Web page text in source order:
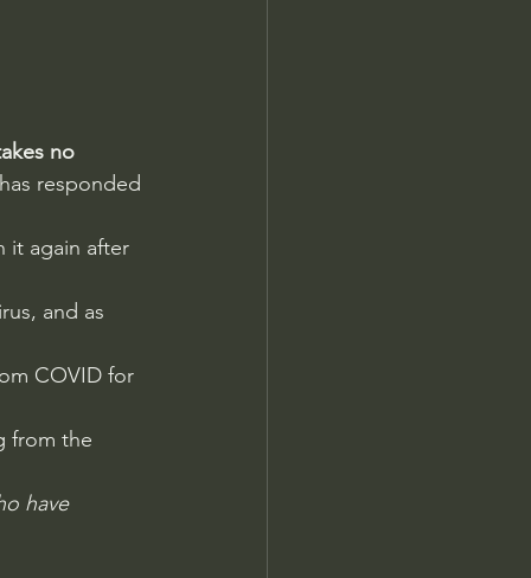
no
responded
it again after
and as
COVID for
from the
have